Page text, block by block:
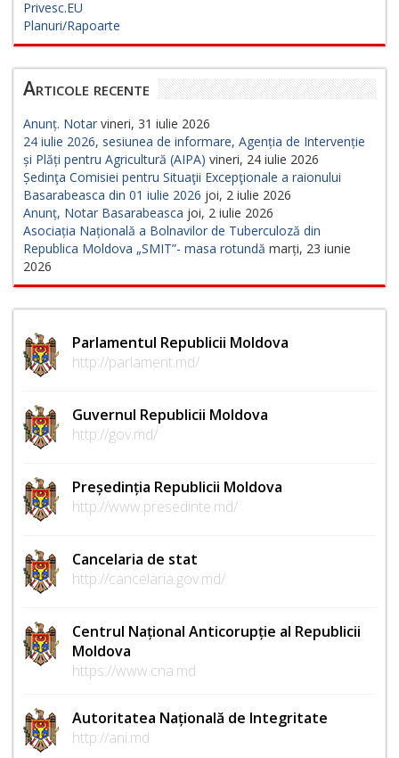
Privesc.EU
Planuri/Rapoarte
Articole recente
Anunț. Notar vineri, 31 iulie 2026
24 iulie 2026, sesiunea de informare, Agenția de Intervenție
și Plăți pentru Agricultură (AIPA) vineri, 24 iulie 2026
Ședinţa Comisiei pentru Situaţii Excepţionale a raionului
Basarabeasca din 01 iulie 2026 joi, 2 iulie 2026
Anunț, Notar Basarabeasca joi, 2 iulie 2026
Asociația Națională a Bolnavilor de Tuberculoză din
Republica Moldova „SMIT”- masa rotundă marți, 23 iunie
2026
Parlamentul Republicii Moldova
http://parlament.md/
Guvernul Republicii Moldova
http://gov.md/
Președinția Republicii Moldova
http://www.presedinte.md/
Cancelaria de stat
http://cancelaria.gov.md/
Centrul Național Anticorupție al Republicii
Moldova
https://www.cna.md
Autoritatea Națională de Integritate
http://ani.md